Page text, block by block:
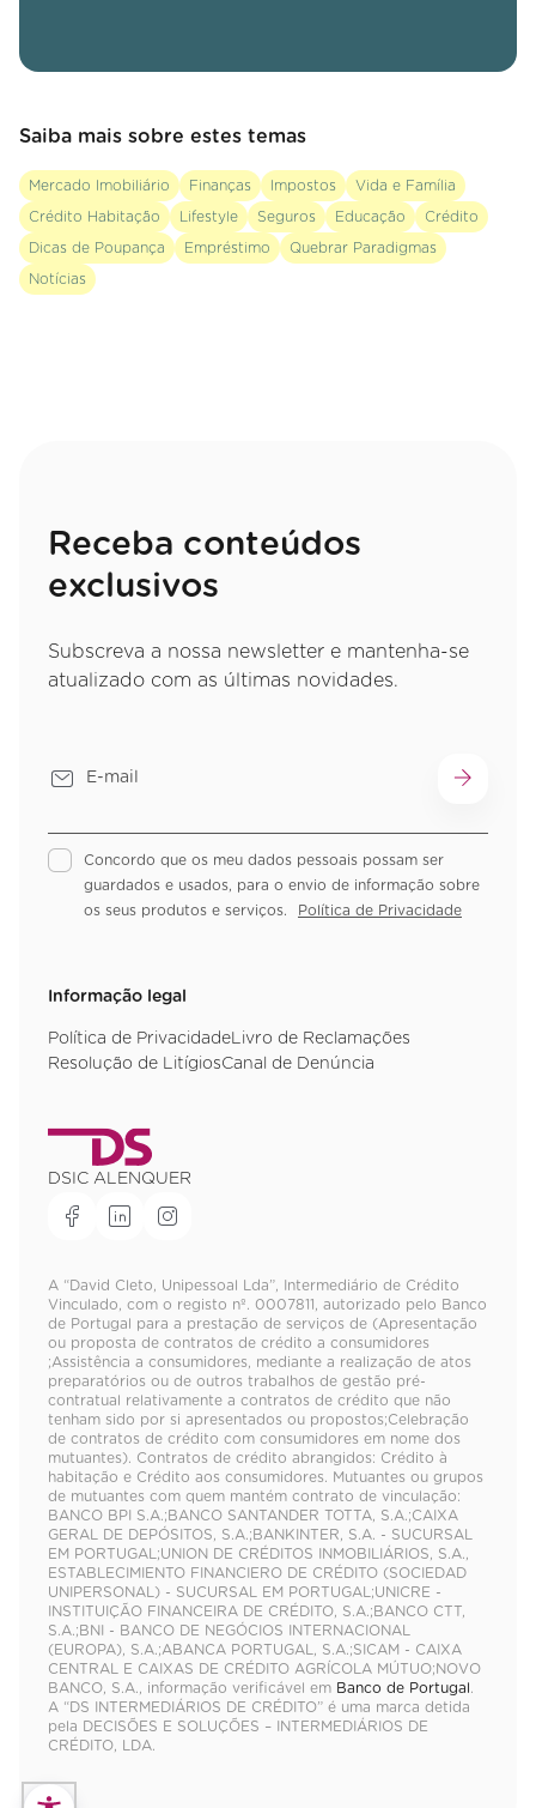
Saiba mais sobre estes temas
Mercado Imobiliário Finanças Impostos Vida e Família
Crédito Habitação Lifestyle Seguros Educação Crédito
Dicas de Poupança Empréstimo Quebrar Paradigmas
Notícias
Receba conteúdos
exclusivos
Subscreva a nossa newsletter e mantenha-se
atualizado com as últimas novidades.
Concordo que os meu dados pessoais possam ser
guardados e usados, para o envio de informação sobre
os seus produtos e serviços.
Política de Privacidade
Informação legal
Política de Privacidade Livro de Reclamações
Resolução de LitígiosCanal de Denúncia
DSIC ALENQUER
A “David Cleto, Unipessoal Lda”, Intermediário de Crédito
Vinculado, com o registo nº. 0007811, autorizado pelo Banco
de Portugal para a prestação de serviços de (Apresentação
ou proposta de contratos de crédito a consumidores
;Assistência a consumidores, mediante a realização de atos
preparatórios ou de outros trabalhos de gestão pré-
contratual relativamente a contratos de crédito que não
tenham sido por si apresentados ou propostos;Celebração
de contratos de crédito com consumidores em nome dos
mutuantes). Contratos de crédito abrangidos: Crédito à
habitação e Crédito aos consumidores. Mutuantes ou grupos
de mutuantes com quem mantém contrato de vinculação:
BANCO BPI S.A.;BANCO SANTANDER TOTTA, S.A.;CAIXA
GERAL DE DEPÓSITOS, S.A.;BANKINTER, S.A. - SUCURSAL
EM PORTUGAL;UNION DE CRÉDITOS INMOBILIÁRIOS, S.A.,
ESTABLECIMIENTO FINANCIERO DE CRÉDITO (SOCIEDAD
UNIPERSONAL) - SUCURSAL EM PORTUGAL;UNICRE -
INSTITUIÇÃO FINANCEIRA DE CRÉDITO, S.A.;BANCO CTT,
S.A.;BNI - BANCO DE NEGÓCIOS INTERNACIONAL
(EUROPA), S.A.;ABANCA PORTUGAL, S.A.;SICAM - CAIXA
CENTRAL E CAIXAS DE CRÉDITO AGRÍCOLA MÚTUO;NOVO
BANCO, S.A., informação verificável em Banco de Portugal.
A “DS INTERMEDIÁRIOS DE CRÉDITO” é uma marca detida
pela DECISÕES E SOLUÇÕES – INTERMEDIÁRIOS DE
CRÉDITO, LDA.